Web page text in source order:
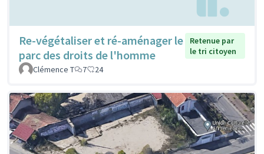
Re-végétaliser et ré-aménager le
parc des droits de l'homme
Retenue par
le tri citoyen
Clémence T
7 24